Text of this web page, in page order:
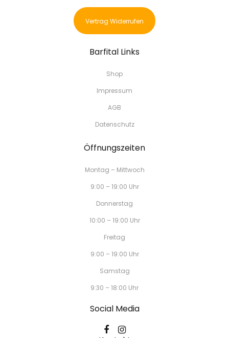
Vertrag Widerrufen
Barfital Links
Shop
Impressum
AGB
Datenschutz
Öffnungszeiten
Montag – Mittwoch
9:00 – 19:00 Uhr
Donnerstag
10:00 – 19:00 Uhr
Freitag
9:00 – 19:00 Uhr
Samstag
9:30 – 18:00 Uhr
Social Media